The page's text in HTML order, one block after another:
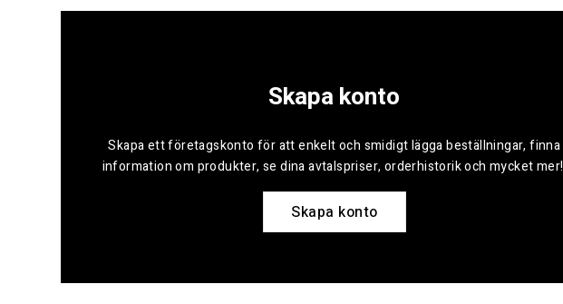
Skapa konto
Skapa ett företagskonto för att enkelt och smidigt lägga beställningar, finna
information om produkter, se dina avtalspriser, orderhistorik och mycket mer!
Skapa konto